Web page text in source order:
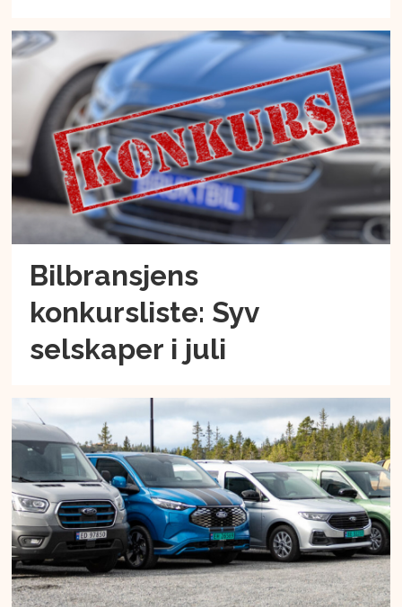
Bilbransjens
konkursliste: Syv
selskaper i juli